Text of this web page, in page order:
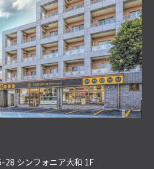
28 シンフォニア大和 1F